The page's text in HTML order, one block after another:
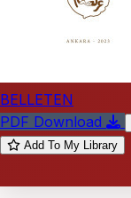
BELLETEN
PDF Download
Add To My Library